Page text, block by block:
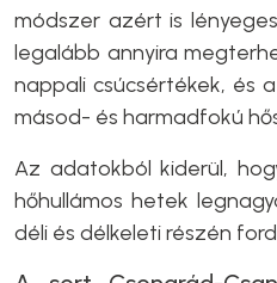
módszer azért is
legalább annyira
nappali csúcsértékek, és
másod- és harmadfokú
Az adatokból kiderül,
hőhullámos hetek
déli és délkeleti részén